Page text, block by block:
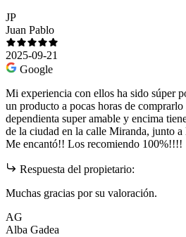
JP
Juan Pablo
2025-09-21
Google
Mi experiencia con ellos ha sido súper
un producto a pocas horas de
dependienta super amable y encima
de la ciudad en la calle Miranda, junto a
Me encantó!! Los recomiendo 100%!!!!
Respuesta del propietario:
Muchas gracias por su valoración.
AG
Alba Gadea